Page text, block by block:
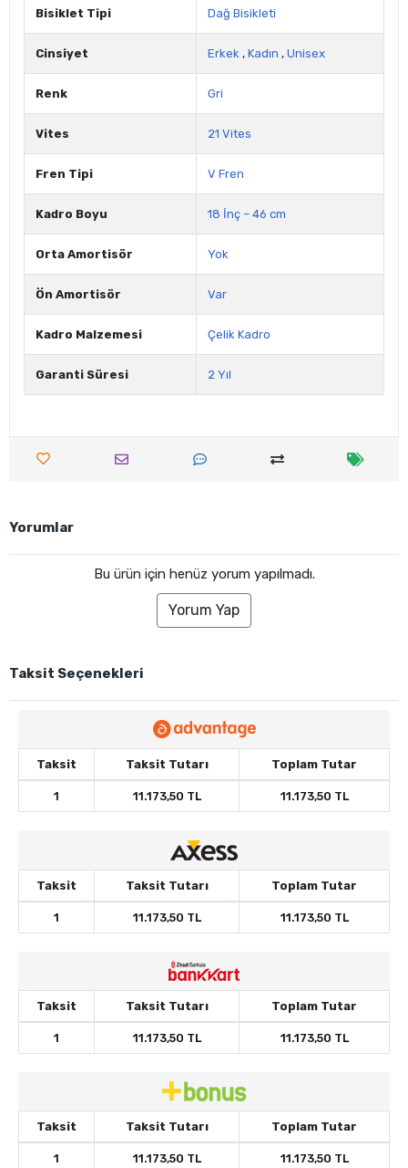
Bisiklet Tipi Dağ Bisikleti
Cinsiyet Erkek , Kadın , Unisex
Renk Gri
Vites 21 Vites
Fren Tipi V Fren
Kadro Boyu 18 İnç – 46 cm
Orta Amortisör Yok
Ön Amortisör Var
Kadro Malzemesi Çelik Kadro
Garanti Süresi 2 Yıl
Yorumlar
Bu ürün için henüz yorum yapılmadı.
Yorum Yap
Taksit Seçenekleri
Taksit Taksit Tutarı Toplam Tutar
1 11.173,50 TL 11.173,50 TL
Taksit Taksit Tutarı Toplam Tutar
1 11.173,50 TL 11.173,50 TL
Taksit Taksit Tutarı Toplam Tutar
1 11.173,50 TL 11.173,50 TL
Taksit Taksit Tutarı Toplam Tutar
1 11.173,50 TL 11.173,50 TL